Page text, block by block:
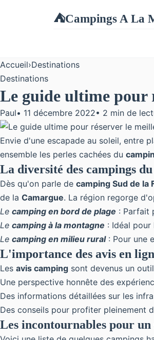
⛺Campings A La
Accueil›Destinations
Destinations
Le guide ultime pour
Paul• 11 décembre 2022• 2 min de
Envie d'une escapade au soleil, entre
ensemble les perles cachées du
La diversité des campings
Dès qu'on parle de camping Sud de la
de la Camargue. La région regorge
Le camping en bord de plage : Parfait
Le camping à la montagne : Idéal pour
Le camping en milieu rural: Pour une
L'importance des avis en
Les avis camping sont devenus un
Une perspective honnête des
Des informations détaillées sur les
Des conseils pour profiter pleinement
Les incontournables pour